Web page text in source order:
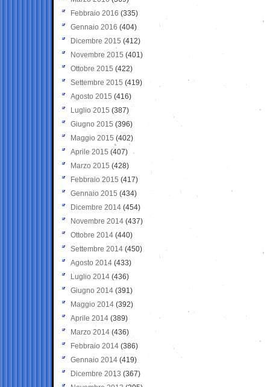
Febbraio 2016 (335)
Gennaio 2016 (404)
Dicembre 2015 (412)
Novembre 2015 (401)
Ottobre 2015 (422)
Settembre 2015 (419)
Agosto 2015 (416)
Luglio 2015 (387)
Giugno 2015 (396)
Maggio 2015 (402)
Aprile 2015 (407)
Marzo 2015 (428)
Febbraio 2015 (417)
Gennaio 2015 (434)
Dicembre 2014 (454)
Novembre 2014 (437)
Ottobre 2014 (440)
Settembre 2014 (450)
Agosto 2014 (433)
Luglio 2014 (436)
Giugno 2014 (391)
Maggio 2014 (392)
Aprile 2014 (389)
Marzo 2014 (436)
Febbraio 2014 (386)
Gennaio 2014 (419)
Dicembre 2013 (367)